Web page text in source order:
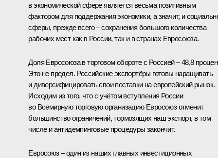
в экономической сфере является весьма позитивным
фактором для поддержания экономики, а значит, и
сферы, прежде всего – сохранения большого количества
рабочих мест как в России, так и в странах Евросоюза.
Доля Евросоюза в торговом обороте с Россией – 48,8
Это не предел. Российские экспортёры готовы наращивать
и диверсифицировать свои поставки на европейский рынок.
Исходим из того, что с учётом вступления России
во Всемирную торговую организацию Евросоюз отменит
большинство ограничений, тормозящих наш экспорт, в том
числе и антидемпинговые процедуры закончит.
Евросоюз – один из наших главных инвестиционных